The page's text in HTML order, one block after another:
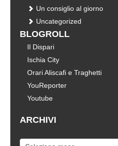
Un consiglio al giorno
Uncategorized
BLOGROLL
Il Dispari
Ischia City
Orari Aliscafi e Traghetti
YouReporter
Youtube
ARCHIVI